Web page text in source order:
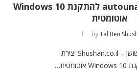
יצירת autounattend.xml להתקנת Windows 10
אוטומטית
byTal Ben
כל הזכויות שמורות לטל בן שושן – Shushan.co.il יצירת